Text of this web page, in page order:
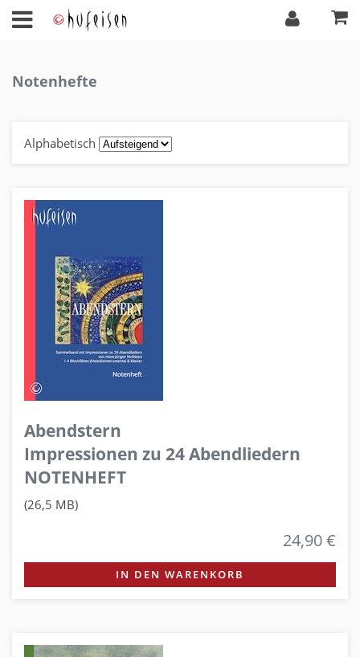
Notenhefte
Alphabetisch
Abendstern
Impressionen zu 24 Abendliedern
NOTENHEFT
(26,5 MB)
24,90 €
IN DEN WARENKORB